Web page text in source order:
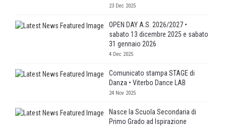
23 Dec 2025
OPEN DAY A.S. 2026/2027 •
sabato 13 dicembre 2025 e sabato
31 gennaio 2026
4 Dec 2025
Comunicato stampa STAGE di
Danza • Viterbo Dance LAB
24 Nov 2025
Nasce la Scuola Secondaria di
Primo Grado ad Ispirazione